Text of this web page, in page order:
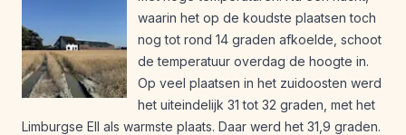
waarin het op de koudste plaatsen toch
nog tot rond 14 graden afkoelde, schoot
de temperatuur overdag de hoogte in.
Op veel plaatsen in het zuidoosten werd
het uiteindelijk 31 tot 32 graden, met het
Limburgse Ell als warmste plaats. Daar werd het 31,9 graden.